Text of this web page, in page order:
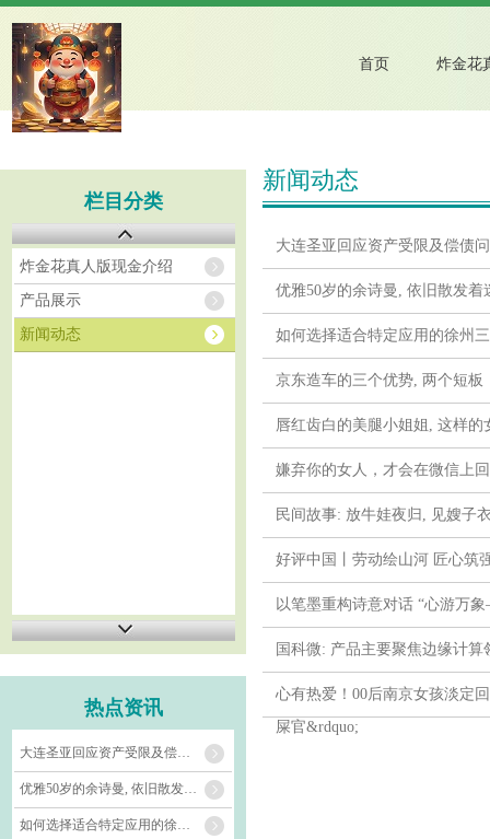
首页
栏目分类
炸金花真人版现金介绍
产品展示
新闻动态
热点资讯
大连圣亚回应资产受限及偿债问题
优雅50岁的余诗曼, 依旧散发着迷
如何选择适合特定应用的徐州三原
新闻动态
大连圣亚回应资产受限及偿债
优雅50岁的余诗曼, 依旧散发着
如何选择适合特定应用的徐州
京东造车的三个优势, 两个短板
唇红齿白的美腿小姐姐, 这样的
嫌弃你的女人，才会在微信上
民间故事: 放牛娃夜归, 见嫂子
好评中国丨劳动绘山河 匠心筑
以笔墨重构诗意对话 “心游万
国科微: 产品主要聚焦边缘计算
心有热爱！00后南京女孩淡定
屎官&rdquo;